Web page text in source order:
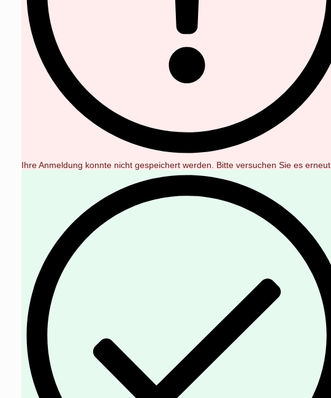
Ihre Anmeldung konnte nicht gespeichert werden. Bitte versuchen Sie es erneut.